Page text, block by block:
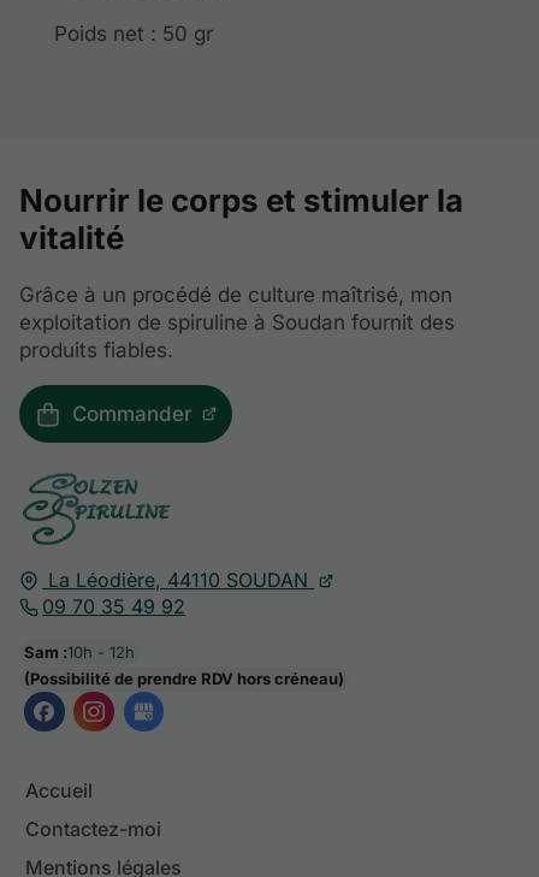
Poids net : 50 gr
La Léodière, 44110 SOUDAN
09 70 35 49 92
Sam :10h - 12h
(Possibilité de prendre RDV hors créneau)
Accueil
Contactez-moi
Mentions légales
Nourrir le corps et stimuler la
vitalité
Grâce à un procédé de culture maîtrisé, mon
exploitation de spiruline à Soudan fournit des
produits fiables.
Commander